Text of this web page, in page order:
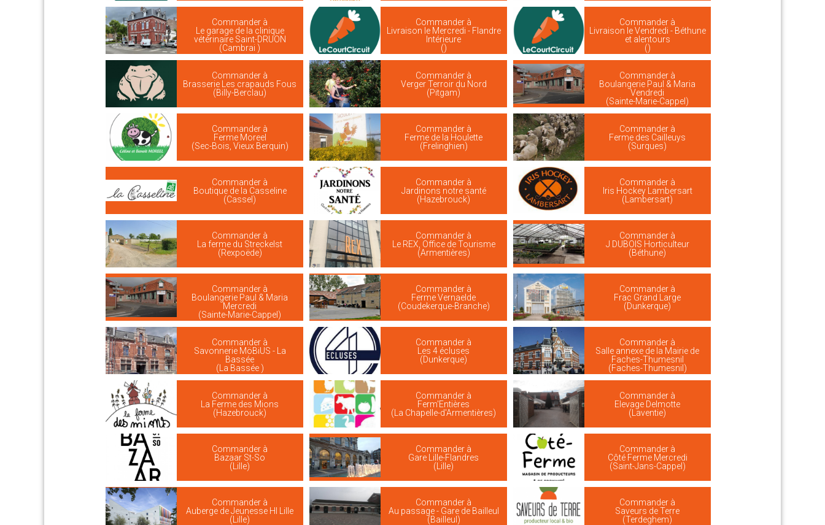
Commander à
Le garage de la clinique
vétérinaire Saint-DRUON
(Cambrai )
Commander à
Livraison le Mercredi - Flandre
Intérieure
()
Commander à
Livraison le Vendredi - Béthune
et alentours
()
Commander à
Brasserie Les crapauds Fous
(Billy-Berclau)
Commander à
Verger Terroir du Nord
(Pitgam)
Commander à
Boulangerie Paul & Maria
Vendredi
(Sainte-Marie-Cappel)
Commander à
Ferme Moreel
(Sec-Bois, Vieux Berquin)
Commander à
Ferme de la Houlette
(Frelinghien)
Commander à
Ferme des Cailleuys
(Surques)
Commander à
Boutique de la Casseline
(Cassel)
Commander à
Jardinons notre santé
(Hazebrouck)
Commander à
Iris Hockey Lambersart
(Lambersart)
Commander à
La ferme du Streckelst
(Rexpoëde)
Commander à
Le REX, Office de Tourisme
(Armentières)
Commander à
J DUBOIS Horticulteur
(Béthune)
Commander à
Boulangerie Paul & Maria
Mercredi
(Sainte-Marie-Cappel)
Commander à
Ferme Vernaelde
(Coudekerque-Branche)
Commander à
Frac Grand Large
(Dunkerque)
Commander à
Savonnerie MöBiUS - La
Bassée
(La Bassée )
Commander à
Les 4 écluses
(Dunkerque)
Commander à
Salle annexe de la Mairie de
Faches-Thumesnil
(Faches-Thumesnil)
Commander à
La Ferme des Mions
(Hazebrouck)
Commander à
Ferm'Entières
(La Chapelle-d'Armentières)
Commander à
Elevage Delmotte
(Laventie)
Commander à
Bazaar St-So
(Lille)
Commander à
Gare Lille-Flandres
(Lille)
Commander à
Côté Ferme Mercredi
(Saint-Jans-Cappel)
Commander à
Auberge de Jeunesse HI Lille
(Lille)
Commander à
Au passage - Gare de Bailleul
(Bailleul)
Commander à
Saveurs de Terre
(Terdeghem)